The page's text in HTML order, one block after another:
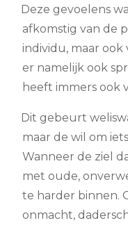
Deze gevoelens
afkomstig van de
individu, maar ook
er namelijk ook
heeft immers ook
Dit gebeurt
maar de wil om
Wanneer de ziel
met oude,
te harder binnen.
onmacht,